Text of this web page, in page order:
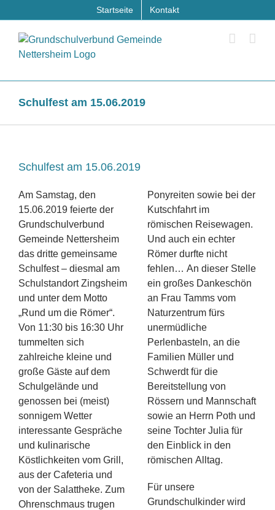
Inhalt
springen
Startseite Kontakt
Schulfest am 15.06.2019
Schulfest am 15.06.2019
Am Samstag, den
15.06.2019 feierte der
Grundschulverbund
Gemeinde Nettersheim
das dritte gemeinsame
Schulfest – diesmal am
Schulstandort Zingsheim
und unter dem Motto
„Rund um die Römer“.
Von 11:30 bis 16:30 Uhr
tummelten sich
zahlreiche kleine und
große Gäste auf dem
Schulgelände und
genossen bei (meist)
sonnigem Wetter
interessante Gespräche
und kulinarische
Köstlichkeiten vom Grill,
aus der Cafeteria und
von der Salattheke. Zum
Ohrenschmaus trugen
Ponyreiten sowie bei der
Kutschfahrt im
römischen Reisewagen.
Und auch ein echter
Römer durfte nicht
fehlen… An dieser Stelle
ein großes Dankeschön
an Frau Tamms vom
Naturzentrum fürs
unermüdliche
Perlenbasteln, an die
Familien Müller und
Schwerdt für die
Bereitstellung von
Rössern und Mannschaft
sowie an Herrn Poth und
seine Tochter Julia für
den Einblick in den
römischen Alltag.
Für unsere
Grundschulkinder wird